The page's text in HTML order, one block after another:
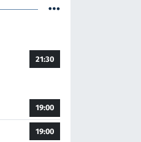
21:30
19:00
19:00